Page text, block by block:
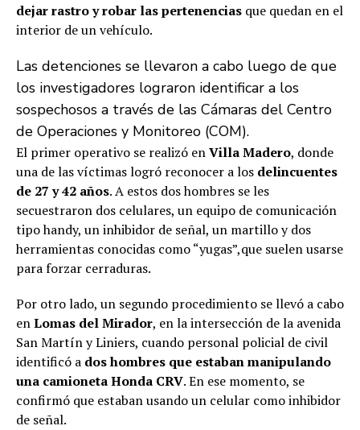
dejar rastro y robar las pertenencias que quedan en el
interior de un vehículo.
Las detenciones se llevaron a cabo luego de que
los investigadores lograron identificar a los
sospechosos a través de las Cámaras del Centro
de Operaciones y Monitoreo (COM).
El primer operativo se realizó enVilla Madero, donde
una de las víctimas logró reconocer a los delincuentes
de 27 y 42 años. A estos dos hombres se les
secuestraron dos celulares, un equipo de comunicación
tipo handy, un inhibidor de señal, un martillo y dos
herramientas conocidas como “yugas”,que suelen usarse
para forzar cerraduras.
Por otro lado, un segundo procedimiento se llevó a cabo
enLomas del Mirador, en la intersección de la avenida
San Martín y Liniers, cuando personal policial de civil
identificó a dos hombres que estaban manipulando
una camioneta Honda CRV. En ese momento, se
confirmó que estaban usando un celular como inhibidor
de señal.